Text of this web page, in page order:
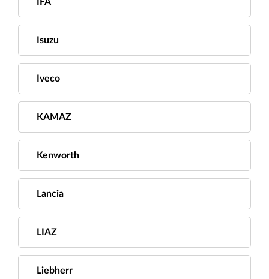
Isuzu
Iveco
KAMAZ
Kenworth
Lancia
LIAZ
Liebherr